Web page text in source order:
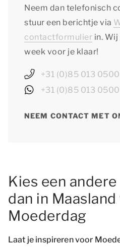
Neem dan telefonisch
stuur een berichtje via
contactformulier in.
week voor je klaar!
+31 (0)85 013 0500
+31 (0)85 013 0500
NEEM CONTACT MET
Kies een
dan in
Moederdag
Laat je inspireren voor